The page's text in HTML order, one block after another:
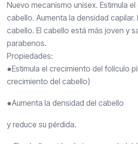
Nuevo mecanismo unisex. Estimula
cabello. Aumenta la densidad capilar.
cabello. El cabello está más joven y
parabenos.
Propiedades:
●Estimula el crecimiento del folículo
crecimiento del cabello)
●Aumenta la densidad del cabello
y reduce su pérdida.